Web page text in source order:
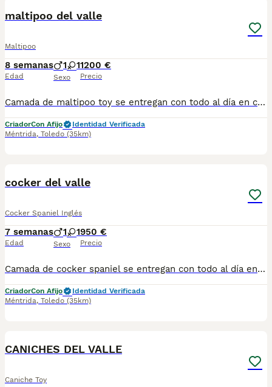
maltipoo del valle
Maltipoo
8 semanas
Edad
1 1
Sexo
1200 €
Precio
Camada de maltipoo toy se entregan con todo al día en cuanto a vacunación, desparasitación interna y externa, microchip y pasaporte con procedencia lícita de centro canino profesional. Revisión veterinaria. Nos dedicamos profesionalmente al mundo del cachorro desde hace más de 17 años ,centro canino del Valle caprice, es nuestro nombre , criadores profesionales , residencia canina y veterinarios, que mejor sitio para adquirir tu nuevo miembro familiar. Núcleo de cria ES450990000078 Pueden encontrarnos de igual modo en la pagina oficial de la canina de España como uno de los pocos criadores recomendados y registrados , www.rsce.es Los precios son desde más IVA según cachorro, camada y época. Pregunten disponibilidad y precios Pregunten sin compromiso , y le damos cita para venir a ver a los peques a nuestro centro canino, pueden ver nuestras referencias como mejor criadero en Google , y redes sociales así como en nuestra web Web www.delvallecaprice.com
CriadorCon Afijo
Identidad Verificada
Méntrida, Toledo (35km)
cocker del valle
Cocker Spaniel Inglés
7 semanas
Edad
1 1
Sexo
950 €
Precio
Camada de cocker spaniel se entregan con todo al día en cuanto a vacunación, desparasitación interna y externa, microchip y pasaporte con procedencia lícita de centro canino profesional. Revisión veterinaria. Nos dedicamos profesionalmente al mundo del cachorro desde hace más de 17 años ,centro canino del Valle caprice, es nuestro nombre , criadores profesionales , residencia canina y veterinarios, que mejor sitio para adquirir tu nuevo miembro familiar. Núcleo de cria ES450990000078 Pueden encontrarnos de igual modo en la pagina oficial de la canina de España como uno de los pocos criadores recomendados y registrados , www.rsce.es Los precios son desde más IVA según cachorro, camada y época. Pregunten disponibilidad y precios Pregunten sin compromiso , y le damos cita para venir a ver a los peques a nuestro centro canino, pueden ver nuestras referencias como mejor criadero en Google , y redes sociales así como en nuestra web Web www.delvallecaprice.com
CriadorCon Afijo
Identidad Verificada
Méntrida, Toledo (35km)
CANICHES DEL VALLE
Caniche Toy